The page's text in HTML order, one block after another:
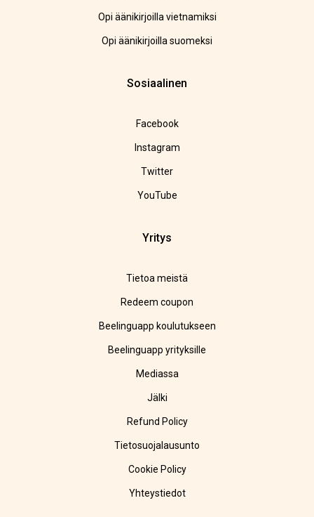
Opi äänikirjoilla vietnamiksi
Opi äänikirjoilla suomeksi
Sosiaalinen
Facebook
Instagram
Twitter
YouTube
Yritys
Tietoa meistä
Redeem coupon
Beelinguapp koulutukseen
Beelinguapp yrityksille
Mediassa
Jälki
Refund Policy
Tietosuojalausunto
Cookie Policy
Yhteystiedot